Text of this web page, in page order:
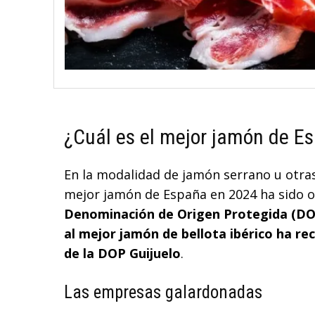
¿Cuál es el mejor jamón de
En la modalidad de jamón serrano u
mejor jamón de España en 2024 ha sido
Denominación de Origen Protegida
al mejor jamón de bellota ibérico ha
de la DOP Guijuelo.
Las empresas galardonadas